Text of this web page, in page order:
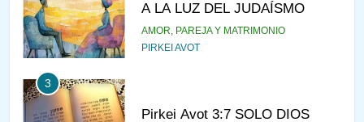
A LA LUZ DEL JUDAÍSMO
AMOR, PAREJA Y MATRIMONIO
PIRKEI AVOT
3
Pirkei Avot 3:7 SOLO DIOS